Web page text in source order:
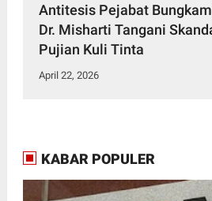
Antitesis Pejabat
Dr. Misharti Tangani
Pujian Kuli Tinta
April 22, 2026
KABAR POPULER